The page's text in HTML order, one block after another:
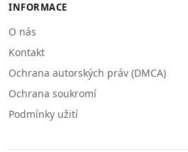
INFORMACE
O nás
Kontakt
Ochrana autorských práv (DMCA)
Ochrana soukromí
Podmínky užití